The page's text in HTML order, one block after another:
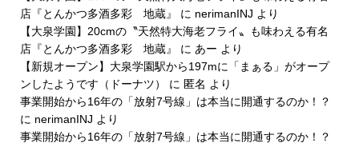
店『とんかつ多酒多彩 地蔵』
に nerimanINJ より
【大泉学園】20cmの〝天然特大海老フライ〟も味わえる有名
店『とんかつ多酒多彩 地蔵』
に あー より
【新規オープン】大泉学園駅から197mに「まぁる」がオープ
ンしたようです（ドーナツ）
に 匿名 より
事業開始から16年の「放射7号線」は本当に開通するのか！？
に nerimanINJ より
事業開始から16年の「放射7号線」は本当に開通するのか！？